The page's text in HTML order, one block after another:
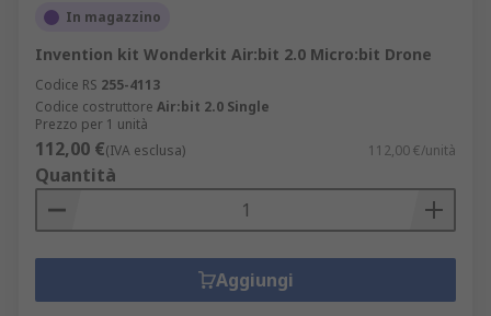
In magazzino
Invention kit Wonderkit Air:bit 2.0 Micro:bit Drone
Codice RS 255-4113
Codice costruttore Air:bit 2.0 Single
Prezzo per 1 unità
112,00 €(IVA esclusa) 112,00 €/unità
Quantità
Aggiungi